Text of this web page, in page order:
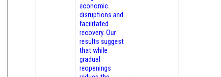
economic
disruptions and
facilitated
recovery. Our
results suggest
that while
gradual
reopenings